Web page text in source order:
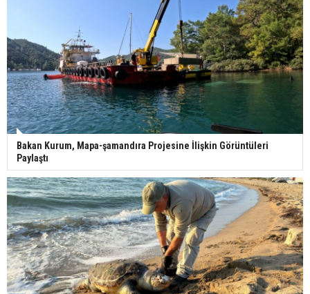
Bakan Kurum, Mapa-şamandıra Projesine İlişkin Görüntüleri
Paylaştı